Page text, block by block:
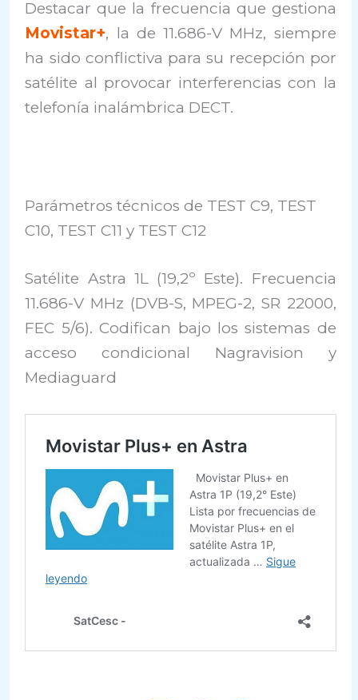
Destacar que la frecuencia que gestiona
Movistar+, la de 11.686-V MHz, siempre
ha sido conflictiva para su recepción por
satélite al provocar interferencias con la
telefonía inalámbrica DECT.
Parámetros técnicos de TEST C9, TEST
C10, TEST C11 y TEST C12
Satélite Astra 1L (19,2º Este). Frecuencia
11.686-V MHz (DVB-S, MPEG-2, SR 22000,
FEC 5/6). Codifican bajo los sistemas de
acceso condicional Nagravision y
Mediaguard